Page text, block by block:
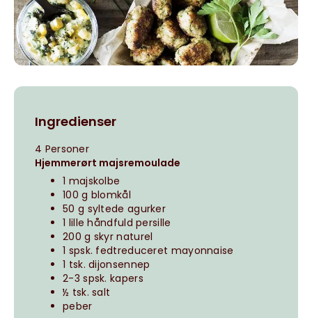
Ingredienser
4 Personer
Hjemmerørt majsremoulade
1 majskolbe
100 g blomkål
50 g syltede agurker
1 lille håndfuld persille
200 g skyr naturel
1 spsk. fedtreduceret mayonnaise
1 tsk. dijonsennep
2-3 spsk. kapers
½ tsk. salt
peber